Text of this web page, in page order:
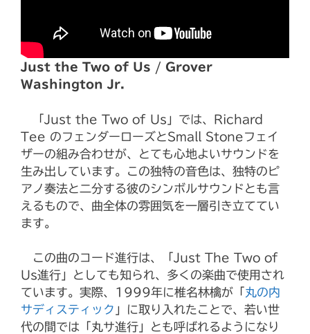
Just the Two of Us / Grover
Washington Jr.
「Just the Two of Us」では、Richard
Tee のフェンダーローズとSmall Stoneフェイ
ザーの組み合わせが、とても心地よいサウンドを
生み出しています。この独特の音色は、独特のピ
アノ奏法と二分する彼のシンボルサウンドとも言
えるもので、曲全体の雰囲気を一層引き立ててい
ます。
この曲のコード進行は、「Just The Two of
Us進行」としても知られ、多くの楽曲で使用され
ています。実際、1999年に椎名林檎が「 丸の内
サディスティック 」に取り入れたことで、若い世
代の間では「丸サ進行」とも呼ばれるようになり